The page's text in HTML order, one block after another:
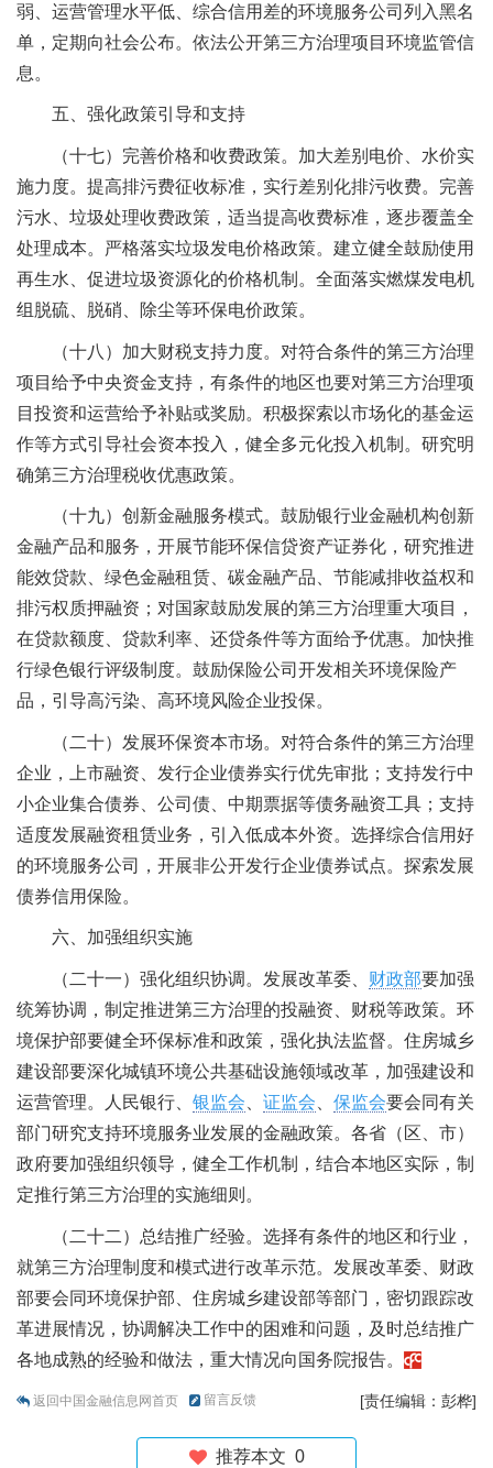
弱、运营管理水平低、综合信用差的环境服务公司列入黑名
单，定期向社会公布。依法公开第三方治理项目环境监管信
息。
五、强化政策引导和支持
（十七）完善价格和收费政策。加大差别电价、水价实
施力度。提高排污费征收标准，实行差别化排污收费。完善
污水、垃圾处理收费政策，适当提高收费标准，逐步覆盖全
处理成本。严格落实垃圾发电价格政策。建立健全鼓励使用
再生水、促进垃圾资源化的价格机制。全面落实燃煤发电机
组脱硫、脱硝、除尘等环保电价政策。
（十八）加大财税支持力度。对符合条件的第三方治理
项目给予中央资金支持，有条件的地区也要对第三方治理项
目投资和运营给予补贴或奖励。积极探索以市场化的基金运
作等方式引导社会资本投入，健全多元化投入机制。研究明
确第三方治理税收优惠政策。
（十九）创新金融服务模式。鼓励银行业金融机构创新
金融产品和服务，开展节能环保信贷资产证券化，研究推进
能效贷款、绿色金融租赁、碳金融产品、节能减排收益权和
排污权质押融资；对国家鼓励发展的第三方治理重大项目，
在贷款额度、贷款利率、还贷条件等方面给予优惠。加快推
行绿色银行评级制度。鼓励保险公司开发相关环境保险产
品，引导高污染、高环境风险企业投保。
（二十）发展环保资本市场。对符合条件的第三方治理
企业，上市融资、发行企业债券实行优先审批；支持发行中
小企业集合债券、公司债、中期票据等债务融资工具；支持
适度发展融资租赁业务，引入低成本外资。选择综合信用好
的环境服务公司，开展非公开发行企业债券试点。探索发展
债券信用保险。
六、加强组织实施
（二十一）强化组织协调。发展改革委、 财政部要加强
统筹协调，制定推进第三方治理的投融资、财税等政策。环
境保护部要健全环保标准和政策，强化执法监督。住房城乡
建设部要深化城镇环境公共基础设施领域改革，加强建设和
运营管理。人民银行、 银监会 证监会 保监会要会同有关
部门研究支持环境服务业发展的金融政策。各省（区、市）
政府要加强组织领导，健全工作机制，结合本地区实际，制
定推行第三方治理的实施细则。
（二十二）总结推广经验。选择有条件的地区和行业，
就第三方治理制度和模式进行改革示范。发展改革委、财政
部要会同环境保护部、住房城乡建设部等部门，密切跟踪改
革进展情况，协调解决工作中的困难和问题，及时总结推广
各地成熟的经验和做法，重大情况向国务院报告。
返回中国金融信息网首页 留言反馈 [责任编辑：彭桦]
推荐本文 0